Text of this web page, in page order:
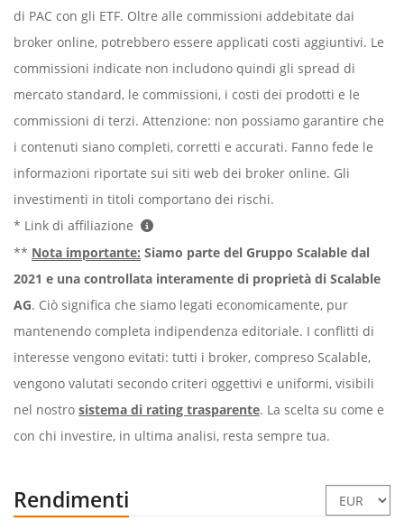
di PAC con gli ETF. Oltre alle commissioni addebitate dai
broker online, potrebbero essere applicati costi aggiuntivi. Le
commissioni indicate non includono quindi gli spread di
mercato standard, le commissioni, i costi dei prodotti e le
commissioni di terzi. Attenzione: non possiamo garantire che
i contenuti siano completi, corretti e accurati. Fanno fede le
informazioni riportate sui siti web dei broker online. Gli
investimenti in titoli comportano dei rischi.
* Link di affiliazione
** Nota importante: Siamo parte del Gruppo Scalable dal
2021 e una controllata interamente di proprietà di Scalable
AG. Ciò significa che siamo legati economicamente, pur
mantenendo completa indipendenza editoriale. I conflitti di
interesse vengono evitati: tutti i broker, compreso Scalable,
vengono valutati secondo criteri oggettivi e uniformi, visibili
nel nostro sistema di rating trasparente. La scelta su come e
con chi investire, in ultima analisi, resta sempre tua.
Rendimenti